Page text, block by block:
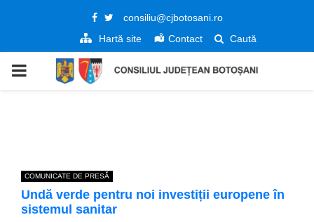
Facebook
Twitter
consiliu@cjbotosani.ro
Hartă site
Contact Caută
PRIMARY
COMUNICATE DE PRESĂ
Undă verde pentru noi investiții europene în
sistemul sanitar